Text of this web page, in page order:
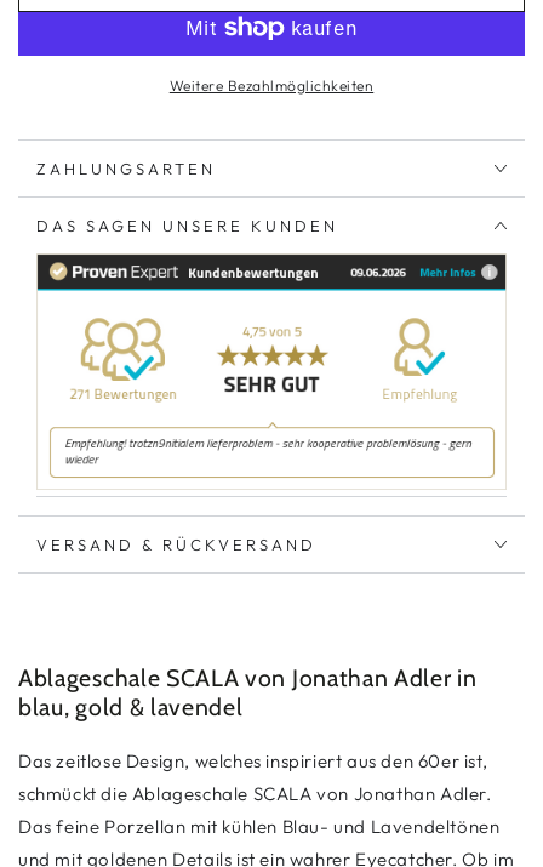
Weitere Bezahlmöglichkeiten
ZAHLUNGSARTEN
DAS SAGEN UNSERE KUNDEN
VERSAND & RÜCKVERSAND
Ablageschale SCALA von Jonathan Adler in
blau, gold & lavendel
Das zeitlose Design, welches inspiriert aus den 60er ist,
schmückt die Ablageschale SCALA von Jonathan Adler.
Das feine Porzellan mit kühlen Blau- und Lavendeltönen
und mit goldenen Details ist ein wahrer Eyecatcher. Ob im